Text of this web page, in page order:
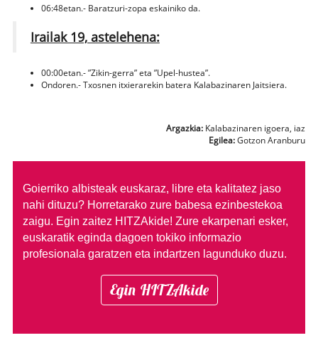
06:48etan.- Baratzuri-zopa eskainiko da.
Irailak 19, astelehena:
00:00etan.- ”Zikin-gerra” eta ”Upel-hustea”.
Ondoren.- Txosnen itxierarekin batera Kalabazinaren Jaitsiera.
Argazkia: Kalabazinaren igoera, iaz
Egilea:Gotzon Aranburu
Goierriko albisteak euskaraz, libre eta kalitatez jaso
nahi dituzu? Horretarako zure babesa ezinbestekoa
zaigu. Egin zaitez HITZAkide! Zure ekarpenari esker,
euskaratik eginda dagoen tokiko informazio
profesionala garatzen eta indartzen lagunduko duzu.
Egin HITZAkide